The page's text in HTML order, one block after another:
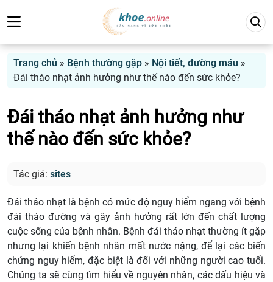
Trang chủ » Bệnh thường gặp » Nội tiết, đường máu »
Đái tháo nhạt ảnh hưởng như thế nào đến sức khỏe?
Đái tháo nhạt ảnh hưởng như
thế nào đến sức khỏe?
Tác giả: sites
Đái tháo nhạt là bệnh có mức độ nguy hiểm ngang với bệnh
đái tháo đường và gây ảnh hưởng rất lớn đến chất lượng
cuộc sống của bệnh nhân. Bệnh đái tháo nhạt thường ít gặp
nhưng lại khiến bệnh nhân mất nước nặng, để lại các biến
chứng nguy hiểm, đặc biệt là đối với những người cao tuổi.
Chúng ta sẽ cùng tìm hiểu về nguyên nhân, các dấu hiệu và